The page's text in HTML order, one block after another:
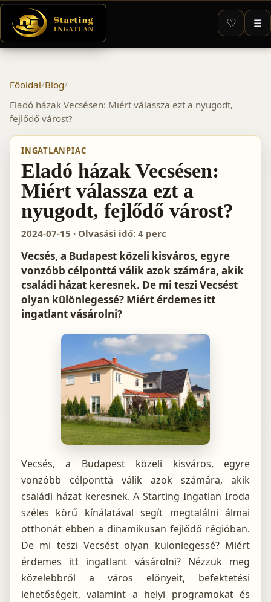
♡ ☰
Főoldal/Blog/
Eladó házak Vecsésen: Miért válassza ezt a nyugodt,
fejlődő várost?
INGATLANPIAC
Eladó házak Vecsésen:
Miért válassza ezt a
nyugodt, fejlődő várost?
2024-07-15 · Olvasási idő: 4 perc
Vecsés, a Budapest közeli kisváros, egyre
vonzóbb célponttá válik azok számára, akik
családi házat keresnek. De mi teszi Vecsést
olyan különlegessé? Miért érdemes itt
ingatlant vásárolni?
Vecsés, a Budapest közeli kisváros, egyre
vonzóbb célponttá válik azok számára, akik
családi házat keresnek. A Starting Ingatlan Iroda
széles körű kínálatával segít megtalálni álmai
otthonát ebben a dinamikusan fejlődő régióban.
De mi teszi Vecsést olyan különlegessé? Miért
érdemes itt ingatlant vásárolni? Nézzük meg
közelebbről a város előnyeit, befektetési
lehetőségeit, valamint a helyi programokat és